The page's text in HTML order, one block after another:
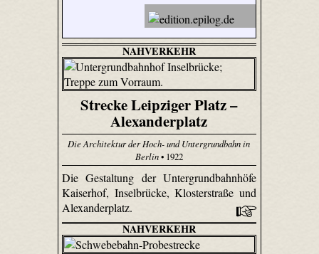
NAHVERKEHR
Strecke Leipziger Platz –
Alexanderplatz
Die Architektur der Hoch- und Untergrundbahn in
Berlin• 1922
Die Gestaltung der Untergrundbahnhöfe
Kaiserhof, Inselbrücke, Klosterstraße und
Alexanderplatz.
NAHVERKEHR